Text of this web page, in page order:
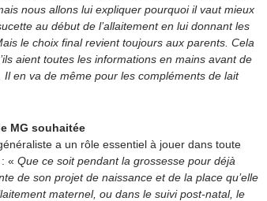
nous allons lui expliquer pourquoi il vaut mieux
au début de l’allaitement en lui donnant les
le choix final revient toujours aux parents. Cela
aient toutes les informations en mains avant de
Il en va de même pour les compléments de lait
MG souhaitée
a un rôle essentiel à jouer dans toute
« Que ce soit pendant la grossesse pour déjà
de son projet de naissance et de la place qu’elle
maternel, ou dans le suivi post-natal, le